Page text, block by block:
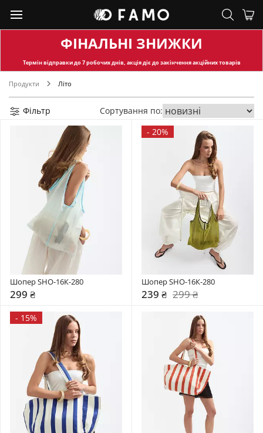
ФІНАЛЬНІ ЗНИЖКИ
Термін відправкидо 7 робочих днів, акція діє до закінчення акційних товарів
Продукти Літо
Фільтр Сортування по:
Шопер SHO-16К-280
299 ₴
- 20%
Шопер SHO-16К-280
239 ₴ 299 ₴
- 15%